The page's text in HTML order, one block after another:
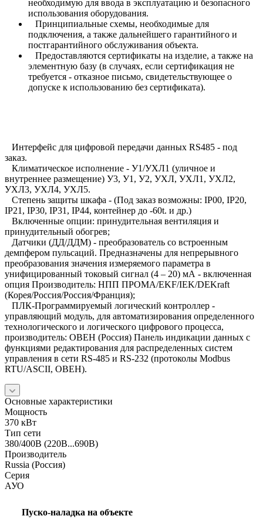
необходимую для ввода в эксплуатацию и безопасного
использования оборудования.
Принципиальные схемы, необходимые для
подключения, а также дальнейшего гарантийного и
постгарантийного обслуживания объекта.
Предоставляются сертификаты на изделие, а также на
элементную базу (в случаях, если сертификация не
требуется - отказное письмо, свидетельствующее о
допуске к использованию без сертификата).
Интерфейс для цифровой передачи данных RS485 - под
заказ.
Климатическое исполнение - У1/УХЛ1 (уличное и
внутреннее размещение) У3, У1, У2, УХЛ, УХЛ1, УХЛ2,
УХЛ3, УХЛ4, УХЛ5.
Степень защиты шкафа - (Под заказ возможны: IP00, IP20,
IP21, IP30, IP31, IP44, контейнер до -60t. и др.)
Включенные опции: принудительная вентиляция и
принудительный обогрев;
Датчики (ДД/ДДМ) - преобразователь со встроенным
демпфером пульсаций. Предназначены для непрерывного
преобразования значения измеряемого параметра в
унифицированный токовый сигнал (4 – 20) мА - включенная
опция Производитель: НПП ПРОМА/EKF/IEK/DEKraft
(Корея/Россия/Россия/Франция);
ПЛК-Программируемый логический контроллер -
управляющий модуль, для автоматизирования определенного
технологического и логического цифрового процесса,
производитель: ОВЕН (Россия) Панель индикации данных с
функциями редактирования для распределенных систем
управления в сети RS-485 и RS-232 (протоколы Modbus
RTU/ASCII, ОВЕН).
Основные характеристики
Мощность
370 кВт
Тип сети
380/400В (220В...690В)
Производитель
Russia (Россия)
Серия
АУО
Пуско-наладка на объекте